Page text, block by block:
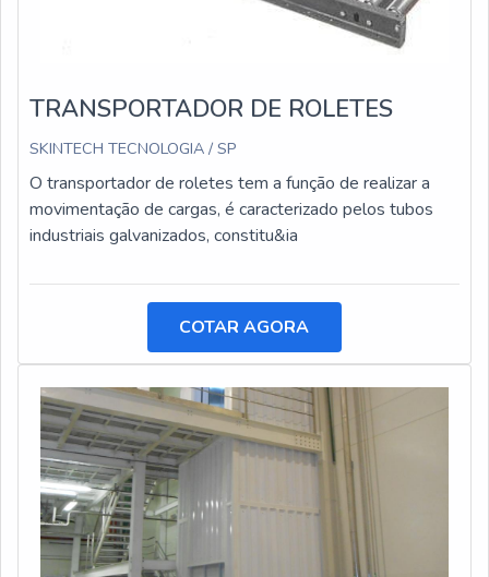
TRANSPORTADOR DE ROLETES
SKINTECH TECNOLOGIA / SP
O transportador de roletes tem a função de realizar a
movimentação de cargas, é caracterizado pelos tubos
industriais galvanizados, constitu&ia
COTAR AGORA